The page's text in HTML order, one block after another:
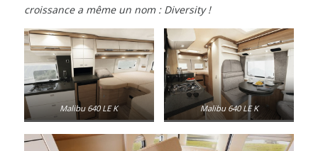
croissance a même un nom : Diversity !
Malibu 640 LE K Malibu 640 LE K